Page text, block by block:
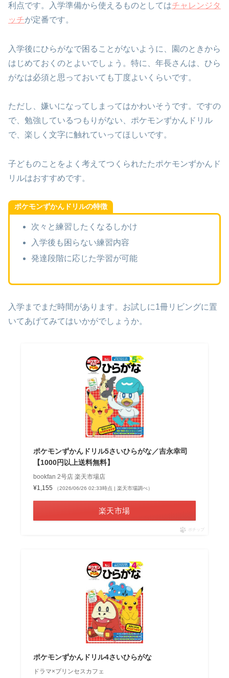
利点です。入学準備から使えるものとしてはチャレンジタ
ッチが定番です。
入学後にひらがなで困ることがないように、園のときから
はじめておくのとよいでしょう。特に、年長さんは、ひら
がなは必須と思っておいても丁度よいくらいです。
ただし、嫌いになってしまってはかわいそうです。ですの
で、勉強しているつもりがない、ポケモンずかんドリル
で、楽しく文字に触れていってほしいです。
子どものことをよく考えてつくられたたポケモンずかんド
リルはおすすめです。
ポケモンずかんドリルの特徴
次々と練習したくなるしかけ
入学後も困らない練習内容
発達段階に応じた学習が可能
入学までまだ時間があります。お試しに1冊リビングに置
いてあげてみてはいかがでしょうか。
ポケモンずかんドリル5さいひらがな／吉永幸司
【1000円以上送料無料】
bookfan 2号店 楽天市場店
¥1,155
（2026/06/26 02:33時点 | 楽天市場調べ）
楽天市場
ポチップ
ポケモンずかんドリル4さいひらがな
ドラマ×プリンセスカフェ